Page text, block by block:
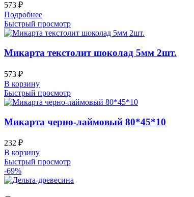
573 ₽
Подробнее
Быстрый просмотр
Микарта текстолит шоколад 5мм 2шт.
573 ₽
В корзину
Быстрый просмотр
Микарта черно-лаймовый 80*45*10
232 ₽
В корзину
Быстрый просмотр
-69%